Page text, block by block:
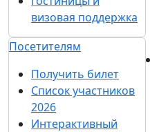
визовая поддержка
Посетителям
Получить билет
Список участников
2026
Интерактивный